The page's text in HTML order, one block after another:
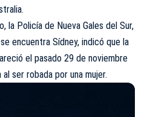
.
la Policía de Nueva Gales del Sur,
encuentra Sídney, indicó que la
el pasado 29 de noviembre
al ser robada por una mujer.